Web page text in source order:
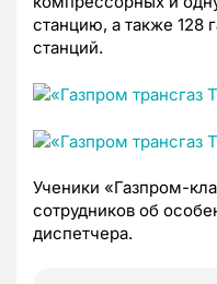
станцию, а также 128
станций.
Ученики «Газпром-
сотрудников об
диспетчера.